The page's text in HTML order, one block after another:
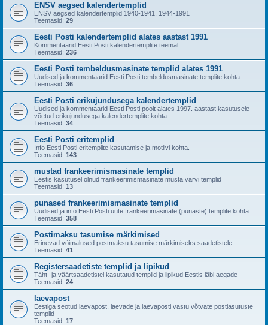
ENSV aegsed kalendertemplid
ENSV aegsed kalendertemplid 1940-1941, 1944-1991
Teemasid: 29
Eesti Posti kalendertemplid alates aastast 1991
Kommentaarid Eesti Posti kalendertemplite teemal
Teemasid: 236
Eesti Posti tembeldusmasinate templid alates 1991
Uudised ja kommentaarid Eesti Posti tembeldusmasinate templite kohta
Teemasid: 36
Eesti Posti erikujundusega kalendertemplid
Uudised ja kommentaarid Eesti Posti poolt alates 1997. aastast kasutusele
võetud erikujundusega kalendertemplite kohta.
Teemasid: 34
Eesti Posti eritemplid
Info Eesti Posti eritemplite kasutamise ja motiivi kohta.
Teemasid: 143
mustad frankeerimismasinate templid
Eestis kasutusel olnud frankeerimismasinate musta värvi templid
Teemasid: 13
punased frankeerimismasinate templid
Uudised ja info Eesti Posti uute frankeerimasinate (punaste) templite kohta
Teemasid: 358
Postimaksu tasumise märkimised
Erinevad võimalused postmaksu tasumise märkimiseks saadetistele
Teemasid: 41
Registersaadetiste templid ja lipikud
Täht- ja väärtsaadetistel kasutatud templid ja lipikud Eestis läbi aegade
Teemasid: 24
laevapost
Eestiga seotud laevapost, laevade ja laevaposti vastu võtvate postiasutuste
templid
Teemasid: 17